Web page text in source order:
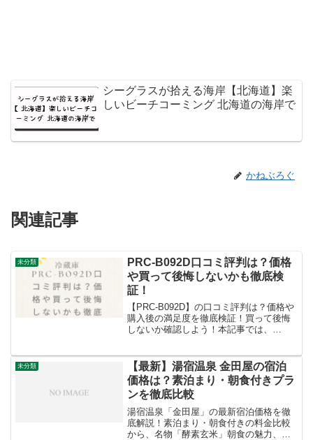
シーグラスが拾える海岸【北海道】楽
しいビーチコーミング 北海道の海岸で
かねぶろぐ
関連記事
未分類
PRC-B092D口コミ評判は？価格
や買って後悔しないかも徹底検
証！
【PRC-B092D】の口コミ評判は？価格や
購入後の満足度を徹底検証！買って後悔
しないか確認しよう！本記事では、
コミ評価も紹介します。また、価格比較
や購入する際のポイントもご紹介するの
で、【PRC-B092D】を検討している方は
必見です！
未分類
【最新】湯宿温泉 金田屋の宿泊
価格は？素泊まり・朝食付きプラ
ンを徹底比較
湯宿温泉「金田屋」の最新宿泊価格を徹
底解説！素泊まり・朝食付きの料金比較
から、名物「酵素玄米」朝食の魅力、一